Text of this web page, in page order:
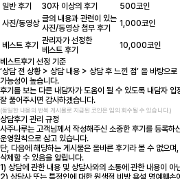
일반 후기
30자 이상의 후기
500코인
사진/동영상 글의 내용과 관련이 있는
사진/동영상 첨부 후기
1,000코인
베스트 후기
관리자가 선정한
베스트 후기
10,000코인
베스트후기 선정 기준
‘상담 전 상황 > 상담 내용 > 상담 후 느낀 점’ 을 바탕으
가능성이 높습니다.
후기를 보는 다른 내담자가 도움이 될 수 있도록 내담자 입
잘 풀어주시면 감사하겠습니다.
(동일한 내용의 반복 게시물로 지급된 코인은 임의 회수될 수 있습니다.)
상담후기 관리 규정
사주나루는 고객님께서 작성해주신 소중한 후기를 등록하
운영원칙으로 삼고 있습니다.
단, 다음에 해당하는 게시물은 올바른 후기라 볼 수 없으
삭제할 수 있음을 알립니다.
1) 상담에 관한 내용 및 상담사와의 소통에 관한 내용이 아
2) 상담사 또는 특정인에 대한 원색적 비방,욕설,명예훼손